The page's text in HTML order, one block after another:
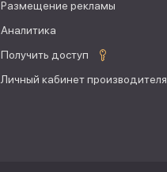
Размещение рекламы
Аналитика
Получить доступ
Личный кабинет производителя